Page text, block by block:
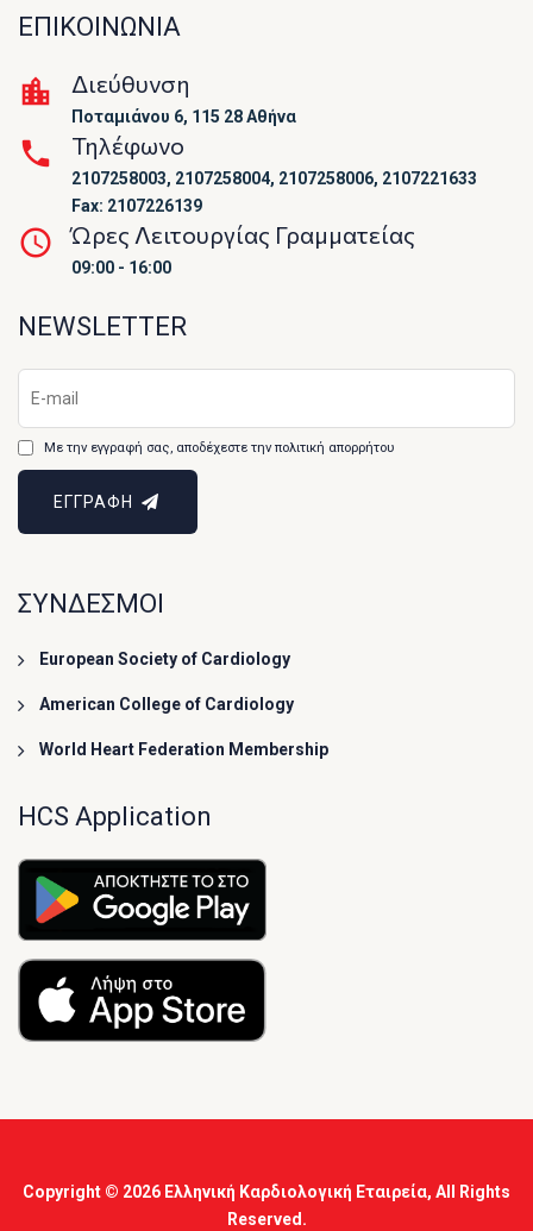
ΕΠΙΚΟΙΝΩΝΙΑ
Διεύθυνση
Ποταμιάνου 6, 115 28 Αθήνα
Τηλέφωνο
2107258003, 2107258004, 2107258006, 2107221633
Fax: 2107226139
Ώρες Λειτουργίας Γραμματείας
09:00 - 16:00
NEWSLETTER
Με την εγγραφή σας, αποδέχεστε την πολιτική απορρήτου
ΕΓΓΡΑΦΗ
ΣΥΝΔΕΣΜΟΙ
European Society of Cardiology
American College of Cardiology
World Heart Federation Membership
HCS Application
Copyright © 2026 Ελληνική Καρδιολογική Εταιρεία, All Rights
Reserved.